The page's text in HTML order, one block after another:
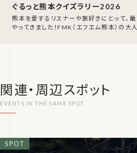
ぐるっと熊本クイズラリー2026
熊本を愛するリスナーや旅好きにとって、
やってきました！FMK（エフエム熊本）の大
関連・周辺スポット